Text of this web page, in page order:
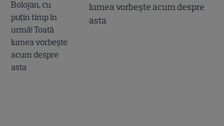
lumea vorbește acum despre
asta